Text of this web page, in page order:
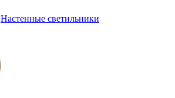
Настенные светильники